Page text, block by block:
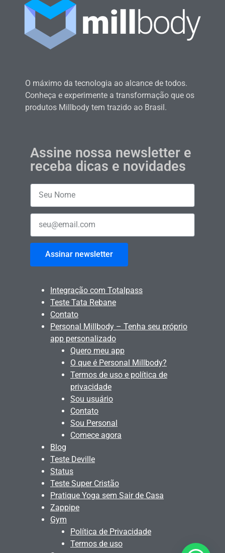
O máximo da tecnologia ao alcance de todos.
Conheça e experimente a transformação que os
produtos Millbody tem trazido ao Brasil.
Assine nossa newsletter e
receba dicas e novidades
Assinar newsletter
Integração com Totalpass
Teste Tata Rebane
Contato
Personal Millbody – Tenha seu próprio
app personalizado
Quero meu app
O que é Personal Millbody?
Termos de uso e política de
privacidade
Sou usuário
Contato
Sou Personal
Comece agora
Blog
Teste Deville
Status
Teste Super Cristão
Pratique Yoga sem Sair de Casa
Zappipe
Gym
Política de Privacidade
Termos de uso